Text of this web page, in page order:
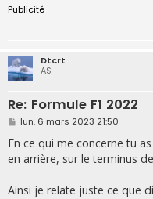
Publicité
Dtcrt
AS
Re: Formule F1 2022
M
s
s
a
lun. 6 mars 2023 21:50
En ce qui me concerne tu
en arrière, sur le terminus
Ainsi je relate juste ce que